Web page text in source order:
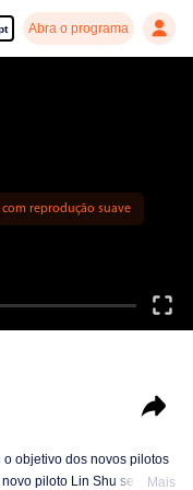
Abra o programa
reprodução suave
objetivo dos novos pilotos
piloto Lin Shu se
Mais